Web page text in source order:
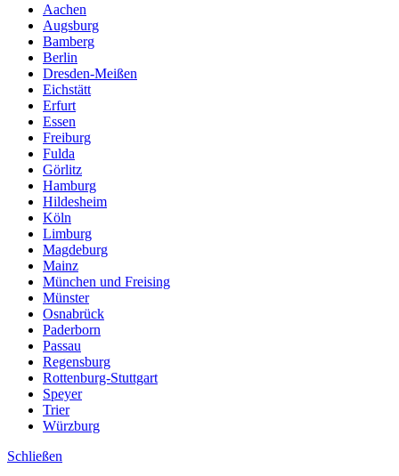
Aachen
Augsburg
Bamberg
Berlin
Dresden-Meißen
Eichstätt
Erfurt
Essen
Freiburg
Fulda
Görlitz
Hamburg
Hildesheim
Köln
Limburg
Magdeburg
Mainz
München und Freising
Münster
Osnabrück
Paderborn
Passau
Regensburg
Rottenburg-Stuttgart
Speyer
Trier
Würzburg
Schließen